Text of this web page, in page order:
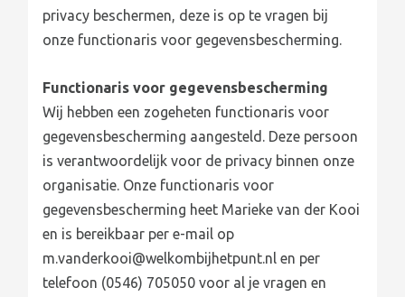
privacy beschermen, deze is op te vragen bij
onze functionaris voor gegevensbescherming.
Functionaris voor gegevensbescherming
Wij hebben een zogeheten functionaris voor
gegevensbescherming aangesteld. Deze persoon
is verantwoordelijk voor de privacy binnen onze
organisatie. Onze functionaris voor
gegevensbescherming heet Marieke van der Kooi
en is bereikbaar per e-mail op
m.vanderkooi@welkombijhetpunt.nl en per
telefoon (0546) 705050 voor al je vragen en